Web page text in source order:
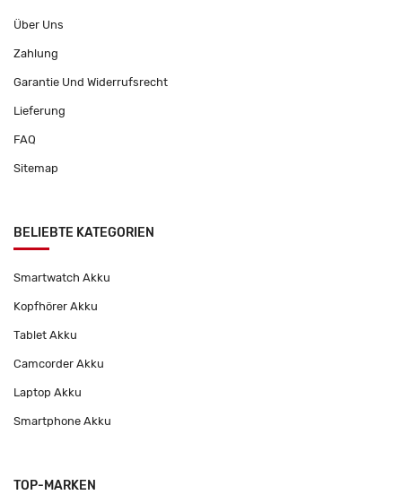
Über Uns
Zahlung
Garantie Und Widerrufsrecht
Lieferung
FAQ
Sitemap
BELIEBTE KATEGORIEN
Smartwatch Akku
Kopfhörer Akku
Tablet Akku
Camcorder Akku
Laptop Akku
Smartphone Akku
TOP-MARKEN